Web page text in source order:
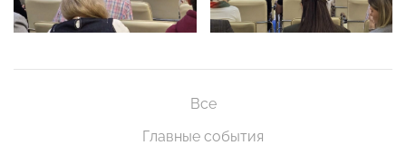
Все
Главные события